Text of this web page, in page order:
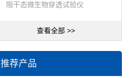
阻干态微生物穿透试验仪
查看全部 >>
推荐产品